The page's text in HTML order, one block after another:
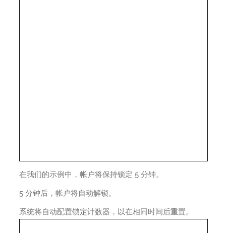
在我们的示例中，帐户将保持锁定 5 分钟。
5 分钟后，帐户将自动解锁。
系统将自动配置锁定计数器，以在相同时间后重置。